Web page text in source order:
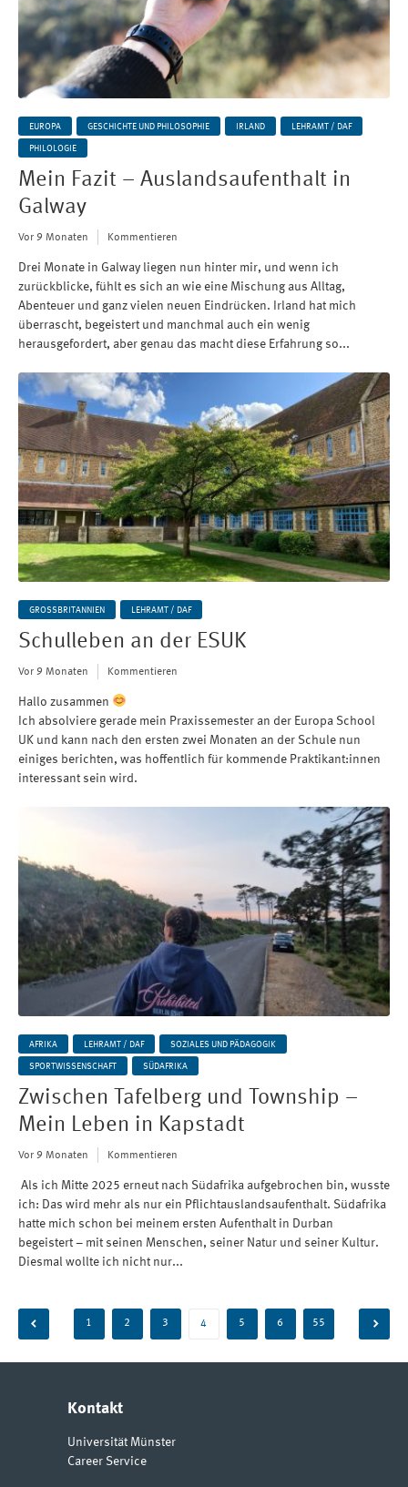
EUROPA GESCHICHTE UND PHILOSOPHIE IRLAND LEHRAMT / DAF
PHILOLOGIE
Mein Fazit – Auslandsaufenthalt in
Galway
Vor 9 Monaten Kommentieren
Drei Monate in Galway liegen nun hinter mir, und wenn ich
zurückblicke, fühlt es sich an wie eine Mischung aus Alltag,
Abenteuer und ganz vielen neuen Eindrücken. Irland hat mich
überrascht, begeistert und manchmal auch ein wenig
herausgefordert, aber genau das macht diese Erfahrung so...
GROSSBRITANNIEN LEHRAMT / DAF
Schulleben an der ESUK
Vor 9 Monaten Kommentieren
Hallo zusammen
Ich absolviere gerade mein Praxissemester an der Europa School
UK und kann nach den ersten zwei Monaten an der Schule nun
einiges berichten, was hoffentlich für kommende Praktikant:innen
interessant sein wird.
AFRIKA LEHRAMT / DAF SOZIALES UND PÄDAGOGIK
SPORTWISSENSCHAFT SÜDAFRIKA
Zwischen Tafelberg und Township –
Mein Leben in Kapstadt
Vor 9 Monaten Kommentieren
Als ich Mitte 2025 erneut nach Südafrika aufgebrochen bin, wusste
ich: Das wird mehr als nur ein Pflichtauslandsaufenthalt. Südafrika
hatte mich schon bei meinem ersten Aufenthalt in Durban
begeistert – mit seinen Menschen, seiner Natur und seiner Kultur.
Diesmal wollte ich nicht nur...
Beitragsnavigation
1 2 3 4 5 6 55
Kontakt
Universität Münster
Career Service